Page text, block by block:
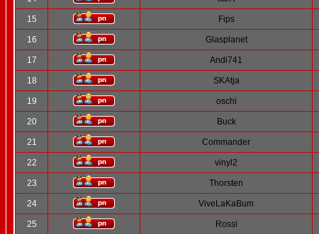
15 Fips
16 Glasplanet
17 Andi741
18 SKAtja
19 oschi
20 Buck
21 Commander
22 vinyl2
23 Thorsten
24 ViveLaKaBum
25 Rossi